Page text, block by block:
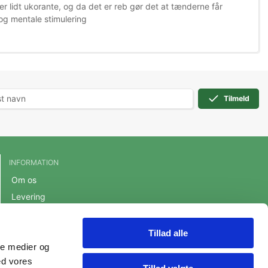
medier og
vores
Tillad alle
lidt ukorante, og da det er reb gør det at tænderne får
mentale stimulering
Tilmeld
INFORMATION
Om os
Levering
Persondatapolitik
Fortrydelsesret